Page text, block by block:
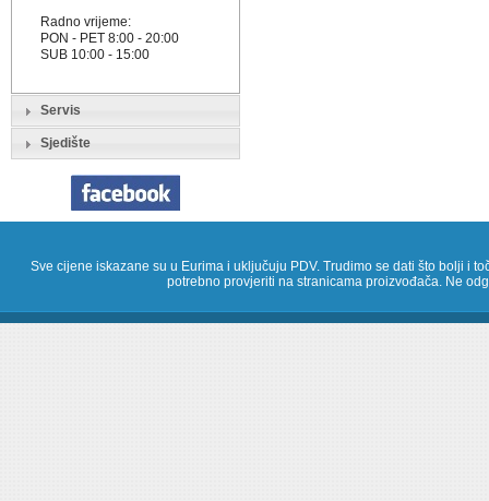
Radno vrijeme:
PON - PET 8:00 - 20:00
SUB 10:00 - 15:00
Servis
Sjedište
Sve cijene iskazane su u Eurima i uključuju PDV. Trudimo se dati što bolji i
potrebno provjeriti na stranicama proizvođača. Ne